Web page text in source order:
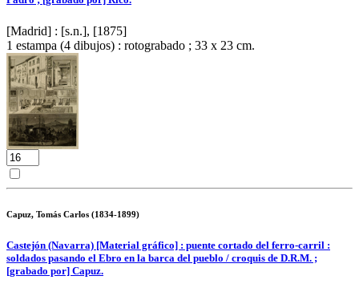
[Madrid] : [s.n.], [1875]
1 estampa (4 dibujos) : rotograbado ; 33 x 23 cm.
Capuz, Tomás Carlos (1834-1899)
Castejón (Navarra) [Material gráfico] : puente cortado del ferro-carril :
soldados pasando el Ebro en la barca del pueblo / croquis de D.R.M. ;
[grabado por] Capuz.